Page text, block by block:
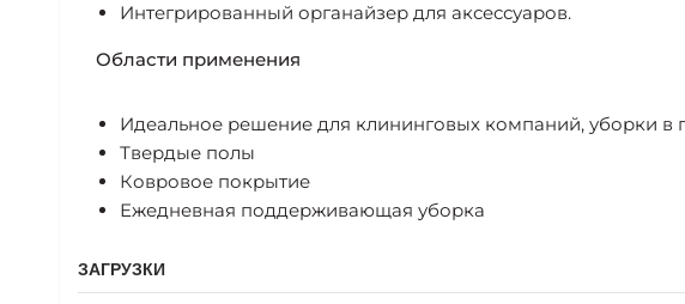
Интегрированный органайзер для аксессуаров.
Области применения
Идеальное решение для клининговых компаний, уборки в
Твердые полы
Ковровое покрытие
Ежедневная поддерживающая уборка
ЗАГРУЗКИ